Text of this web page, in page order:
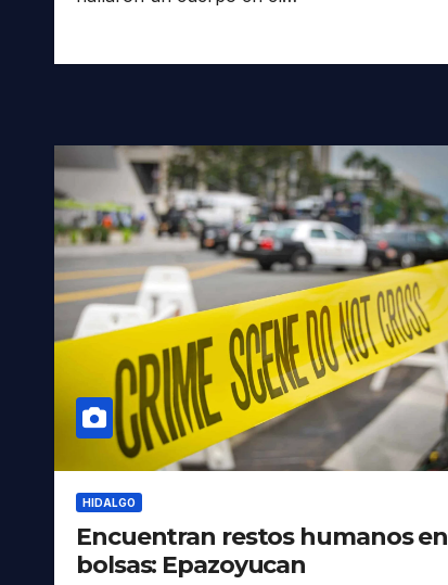
HIDALGO
Encuentran restos humanos en
bolsas: Epazoyucan